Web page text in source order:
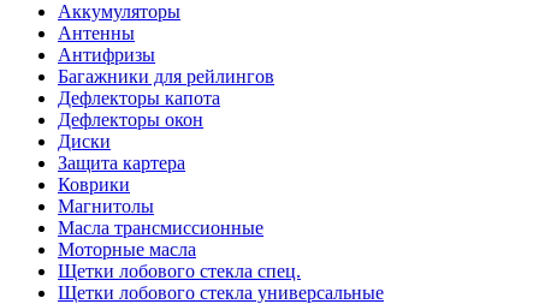
Аккумуляторы
Антенны
Антифризы
Багажники для рейлингов
Дефлекторы капота
Дефлекторы окон
Диски
Защита картера
Коврики
Магнитолы
Масла трансмиссионные
Моторные масла
Щетки лобового стекла спец.
Щетки лобового стекла универсальные